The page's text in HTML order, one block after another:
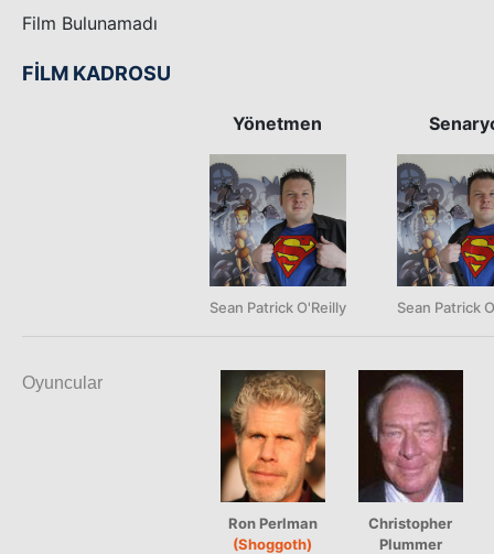
Film Bulunamadı
FİLM KADROSU
Yönetmen
Sean Patrick O'Reilly Sean Patrick
Oyuncular
Ron Perlman
(Shoggoth)
Christopher
Plummer